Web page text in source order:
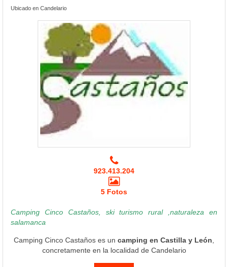
Ubicado en Candelario
923.413.204
5 Fotos
Camping Cinco Castaños, ski turismo rural ,naturaleza en
salamanca
Camping Cinco Castaños es un camping en Castilla y León
concretamente en la localidad de Candelario